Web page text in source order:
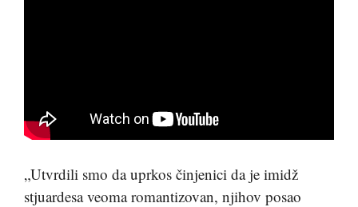
„Utvrdili smo da uprkos činjenici da je imidž
stjuardesa veoma romantizovan, njihov posao